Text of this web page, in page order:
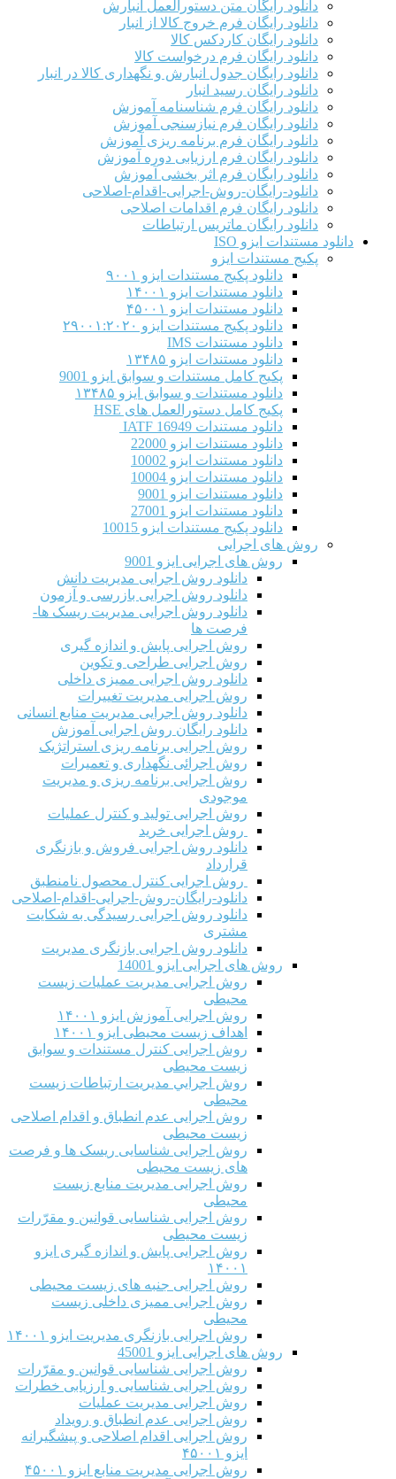
دانلود رایگان متن دستورالعمل انبارش
دانلود رایگان فرم خروج کالا از انبار
دانلود رایگان کاردکس کالا
دانلود رایگان فرم درخواست کالا
دانلود رایگان جدول انبارش و نگهداری کالا در انبار
دانلود رایگان رسید انبار
دانلود رایگان فرم شناسنامه آموزش
دانلود رایگان فرم نیازسنجی آموزش
دانلود رایگان فرم برنامه ریزی آموزش
دانلود رایگان فرم ارزیابی دوره آموزش
دانلود رایگان فرم اثر بخشی آموزش
دانلود-رایگان-روش-اجرایی-اقدام-اصلاحی
دانلود رایگان فرم اقدامات اصلاحی
دانلود رایگان ماتریس ارتباطات
دانلود مستندات ایزو ISO
پکیج مستندات ایزو
دانلود پکیج مستندات ایزو ۹۰۰۱
دانلود مستندات ایزو ۱۴۰۰۱
دانلود مستندات ایزو ۴۵۰۰۱
دانلود پکیج مستندات ایزو ۲۹۰۰۱:۲۰۲۰
دانلود مستندات IMS
دانلود مستندات ایزو ۱۳۴۸۵
پکیج کامل مستندات و سوابق ایزو 9001
دانلود مستندات و سوابق ایزو ۱۳۴۸۵
پکیج کامل دستورالعمل های HSE
دانلود مستندات IATF 16949
دانلود مستندات ایزو 22000
دانلود مستندات ایزو 10002
دانلود مستندات ایزو 10004
دانلود مستندات ایزو 9001
دانلود مستندات ایزو 27001
دانلود پکیج مستندات ایزو 10015
روش های اجرایی
روش های اجرایی ایزو 9001
دانلود روش اجرایی مدیریت دانش
دانلود روش اجرایی بازرسی و آزمون
دانلود روش اجرایی مدیریت ریسک ها-
فرصت ها
روش اجرایی پایش و اندازه گیری
روش اجرایی طراحی و تکوین
دانلود روش اجرایی ممیزی داخلی
روش اجرایی مدیریت تغییرات
دانلود روش اجرایی مدیریت منابع انسانی
دانلود رایگان روش اجرایی آموزش
روش اجرایی برنامه ریزی استراتژیک
روش اجرائی نگهداری و تعمیرات
روش اجرایی برنامه ریزی و مدیریت
موجودی
روش اجرایی تولید و کنترل عملیات
روش اجرایی خرید
دانلود روش اجرایی فروش و بازنگری
قرارداد
روش اجرایی کنترل محصول نامنطبق
دانلود-رایگان-روش-اجرایی-اقدام-اصلاحی
دانلود روش اجرایی رسیدگی به شکایت
مشتری
دانلود روش اجرایی بازنگری مدیریت
روش های اجرایی ایزو 14001
روش اجرایی مدیریت عملیات زیست
محیطی
روش اجرایی آموزش ایزو ۱۴۰۰۱
اهداف زیست محیطی ایزو ۱۴۰۰۱
روش اجرایی کنترل مستندات و سوابق
زیست محیطی
روش اجرايي مدیریت ارتباطات زیست
محیطی
روش اجرایی عدم انطباق و اقدام اصلاحی
زیست محیطی
روش اجرایی شناسایی ریسک ها و فرصت
های زیست محیطی
روش اجرایی مدیریت منابع زیست
محیطی
روش اجرایی شناسایی قوانین و مقرّرات
زیست محیطی
روش اجرایی پایش و اندازه گیری ایزو
۱۴۰۰۱
روش اجرایی جنبه های زیست محیطی
روش اجرایی ممیزی داخلی زیست
محیطی
روش اجرایی بازنگری مدیریت ایزو ۱۴۰۰۱
روش های اجرایی ایزو 45001
روش اجرایی شناسایی قوانین و مقرّرات
روش اجرایی شناسایی و ارزیابی خطرات
روش اجرایی مدیریت عملیات
روش اجرایی عدم انطباق و رویداد
روش اجرایی اقدام اصلاحی و پیشگیرانه
ایزو ۴۵۰۰۱
روش اجرایی مدیریت منابع ایزو ۴۵۰۰۱